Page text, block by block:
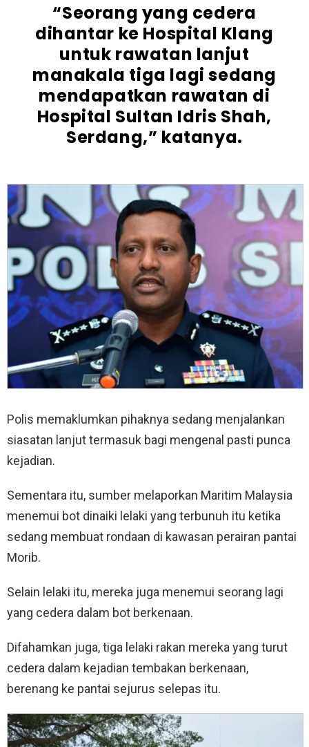
“Seorang yang cedera
dihantar ke Hospital Klang
untuk rawatan lanjut
manakala tiga lagi sedang
mendapatkan rawatan di
Hospital Sultan Idris Shah,
Serdang,” katanya.
Polis memaklumkan pihaknya sedang menjalankan
siasatan lanjut termasuk bagi mengenal pasti punca
kejadian.
Sementara itu, sumber melaporkan Maritim Malaysia
menemui bot dinaiki lelaki yang terbunuh itu ketika
sedang membuat rondaan di kawasan perairan pantai
Morib.
Selain lelaki itu, mereka juga menemui seorang lagi
yang cedera dalam bot berkenaan.
Difahamkan juga, tiga lelaki rakan mereka yang turut
cedera dalam kejadian tembakan berkenaan,
berenang ke pantai sejurus selepas itu.